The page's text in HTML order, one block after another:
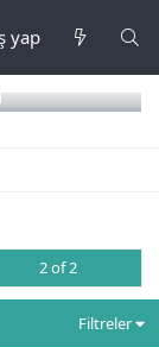
yap
2 of 2
Filtreler